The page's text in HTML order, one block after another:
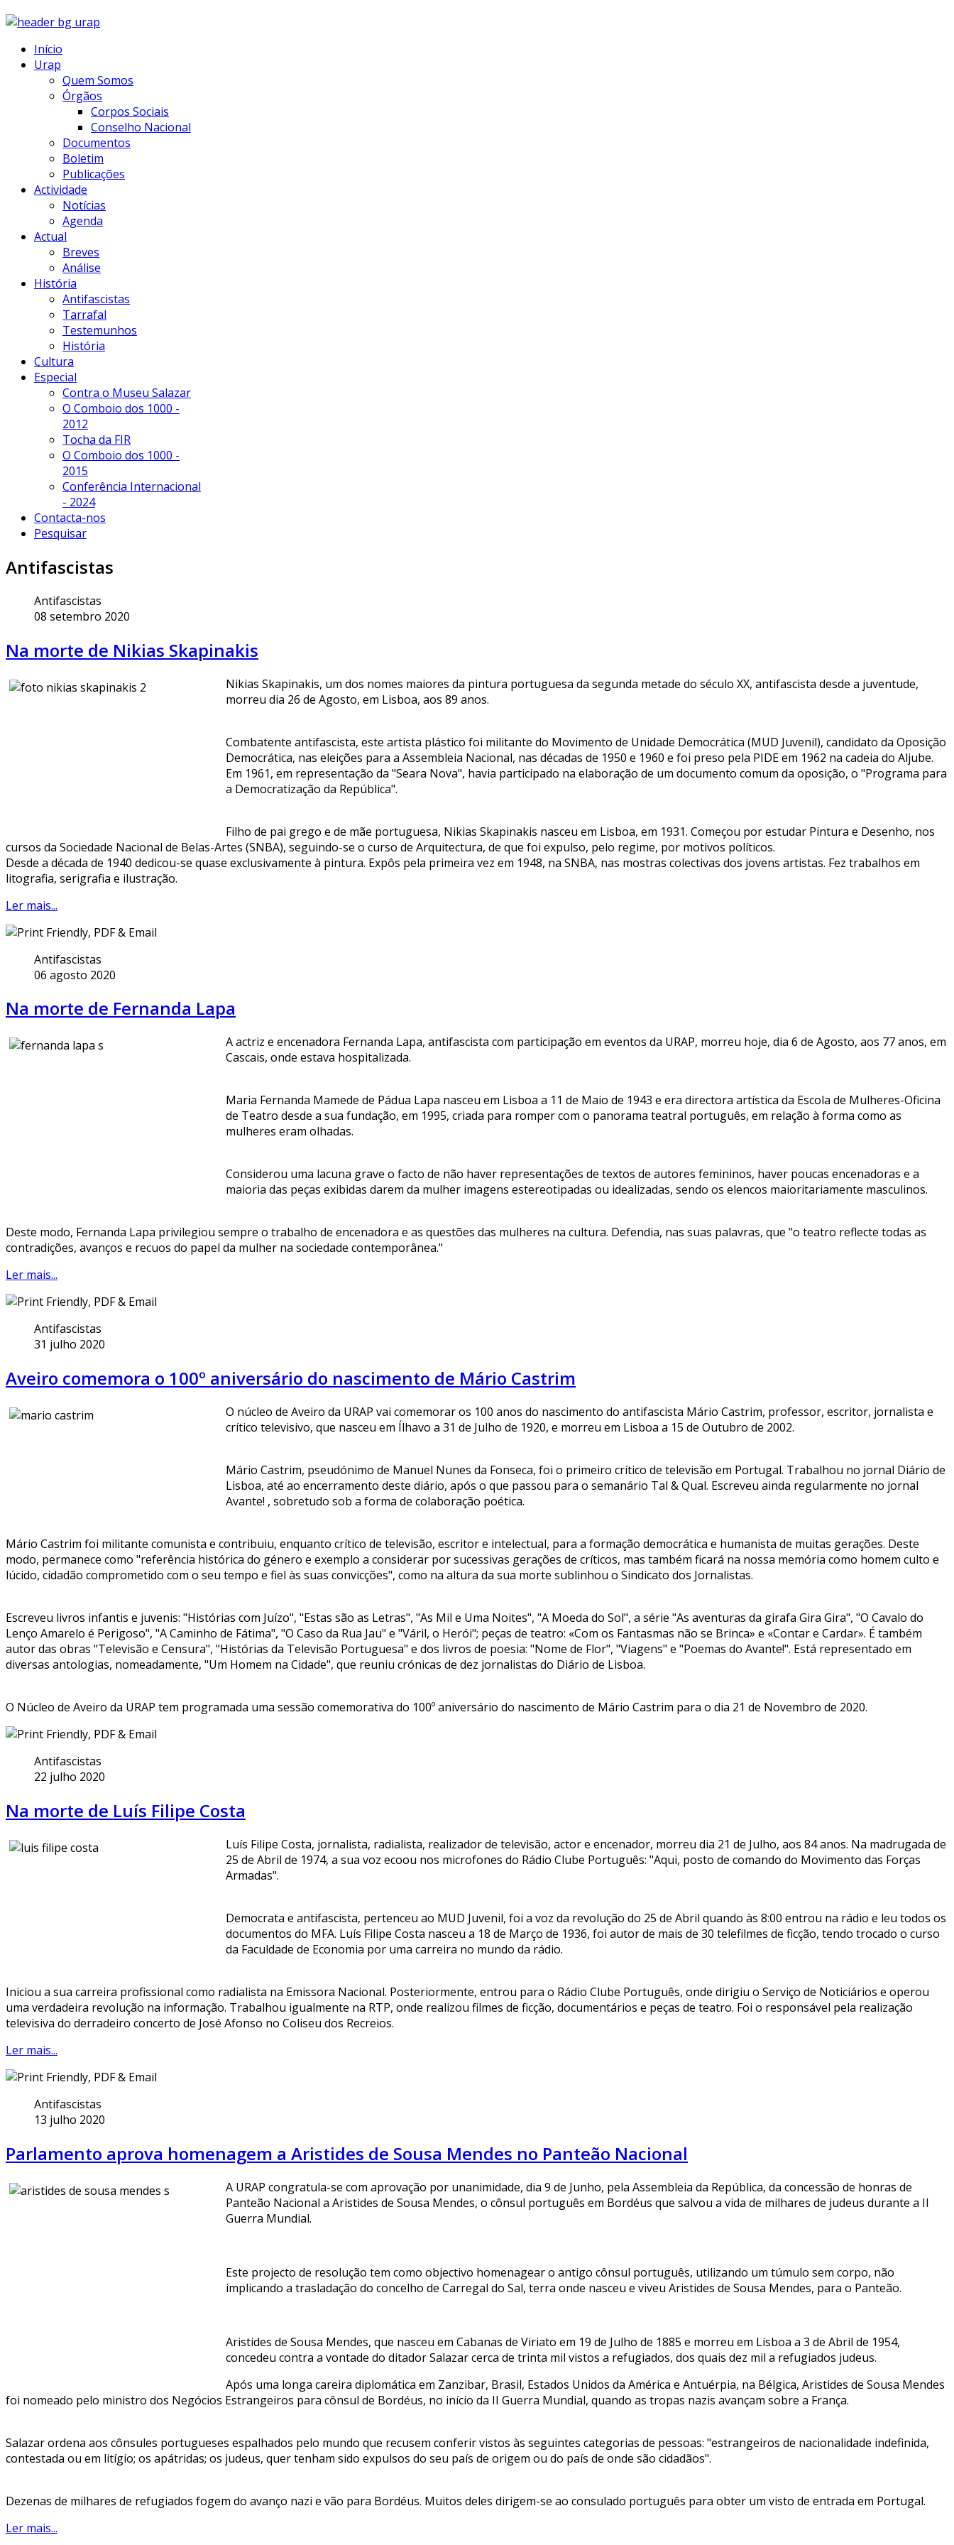
Início
Urap
Quem Somos
Órgãos
Corpos Sociais
Conselho Nacional
Documentos
Boletim
Publicações
Actividade
Notícias
Agenda
Actual
Breves
Análise
História
Antifascistas
Tarrafal
Testemunhos
História
Cultura
Especial
Contra o Museu Salazar
O Comboio dos 1000 -
2012
Tocha da FIR
O Comboio dos 1000 -
2015
Conferência Internacional
- 2024
Contacta-nos
Pesquisar
Antifascistas
Antifascistas
08 setembro 2020
Na morte de Nikias Skapinakis
Nikias Skapinakis, um dos nomes maiores da pintura portuguesa da segunda metade do século XX, antifascista desde a juventude,
morreu dia 26 de Agosto, em Lisboa, aos 89 anos.
Combatente antifascista, este artista plástico foi militante do Movimento de Unidade Democrática (MUD Juvenil), candidato da Oposição
Democrática, nas eleições para a Assembleia Nacional, nas décadas de 1950 e 1960 e foi preso pela PIDE em 1962 na cadeia do Aljube.
Em 1961, em representação da "Seara Nova", havia participado na elaboração de um documento comum da oposição, o "Programa para
a Democratização da República".
Filho de pai grego e de mãe portuguesa, Nikias Skapinakis nasceu em Lisboa, em 1931. Começou por estudar Pintura e Desenho, nos
cursos da Sociedade Nacional de Belas-Artes (SNBA), seguindo-se o curso de Arquitectura, de que foi expulso, pelo regime, por motivos políticos.
Desde a década de 1940 dedicou-se quase exclusivamente à pintura. Expôs pela primeira vez em 1948, na SNBA, nas mostras colectivas dos jovens artistas. Fez trabalhos em
litografia, serigrafia e ilustração.
Ler mais...
Antifascistas
06 agosto 2020
Na morte de Fernanda Lapa
A actriz e encenadora Fernanda Lapa, antifascista com participação em eventos da URAP, morreu hoje, dia 6 de Agosto, aos 77 anos, em
Cascais, onde estava hospitalizada.
Maria Fernanda Mamede de Pádua Lapa nasceu em Lisboa a 11 de Maio de 1943 e era directora artística da Escola de Mulheres-Oficina
de Teatro desde a sua fundação, em 1995, criada para romper com o panorama teatral português, em relação à forma como as
mulheres eram olhadas.
Considerou uma lacuna grave o facto de não haver representações de textos de autores femininos, haver poucas encenadoras e a
maioria das peças exibidas darem da mulher imagens estereotipadas ou idealizadas, sendo os elencos maioritariamente masculinos.
Deste modo, Fernanda Lapa privilegiou sempre o trabalho de encenadora e as questões das mulheres na cultura. Defendia, nas suas palavras, que "o teatro reflecte todas as
contradições, avanços e recuos do papel da mulher na sociedade contemporânea."
Ler mais...
Antifascistas
31 julho 2020
Aveiro comemora o 100º aniversário do nascimento de Mário Castrim
O núcleo de Aveiro da URAP vai comemorar os 100 anos do nascimento do antifascista Mário Castrim, professor, escritor, jornalista e
crítico televisivo, que nasceu em Ílhavo a 31 de Julho de 1920, e morreu em Lisboa a 15 de Outubro de 2002.
Mário Castrim, pseudónimo de Manuel Nunes da Fonseca, foi o primeiro crítico de televisão em Portugal. Trabalhou no jornal Diário de
Lisboa, até ao encerramento deste diário, após o que passou para o semanário Tal & Qual. Escreveu ainda regularmente no jornal
Avante! , sobretudo sob a forma de colaboração poética.
Mário Castrim foi militante comunista e contribuiu, enquanto crítico de televisão, escritor e intelectual, para a formação democrática e humanista de muitas gerações. Deste
modo, permanece como "referência histórica do género e exemplo a considerar por sucessivas gerações de críticos, mas também ficará na nossa memória como homem culto e
lúcido, cidadão comprometido com o seu tempo e fiel às suas convicções", como na altura da sua morte sublinhou o Sindicato dos Jornalistas.
Escreveu livros infantis e juvenis: "Histórias com Juízo", "Estas são as Letras", "As Mil e Uma Noites", "A Moeda do Sol", a série "As aventuras da girafa Gira Gira", "O Cavalo do
Lenço Amarelo é Perigoso", "A Caminho de Fátima", "O Caso da Rua Jau" e "Váril, o Herói"; peças de teatro: «Com os Fantasmas não se Brinca» e «Contar e Cardar». É também
autor das obras "Televisão e Censura", "Histórias da Televisão Portuguesa" e dos livros de poesia: "Nome de Flor", "Viagens" e "Poemas do Avante!". Está representado em
diversas antologias, nomeadamente, "Um Homem na Cidade", que reuniu crónicas de dez jornalistas do Diário de Lisboa.
O Núcleo de Aveiro da URAP tem programada uma sessão comemorativa do 100º aniversário do nascimento de Mário Castrim para o dia 21 de Novembro de 2020.
Antifascistas
22 julho 2020
Na morte de Luís Filipe Costa
Luís Filipe Costa, jornalista, radialista, realizador de televisão, actor e encenador, morreu dia 21 de Julho, aos 84 anos. Na madrugada de
25 de Abril de 1974, a sua voz ecoou nos microfones do Rádio Clube Português: "Aqui, posto de comando do Movimento das Forças
Armadas".
Democrata e antifascista, pertenceu ao MUD Juvenil, foi a voz da revolução do 25 de Abril quando às 8:00 entrou na rádio e leu todos os
documentos do MFA. Luís Filipe Costa nasceu a 18 de Março de 1936, foi autor de mais de 30 telefilmes de ficção, tendo trocado o curso
da Faculdade de Economia por uma carreira no mundo da rádio.
Iniciou a sua carreira profissional como radialista na Emissora Nacional. Posteriormente, entrou para o Rádio Clube Português, onde dirigiu o Serviço de Noticiários e operou
uma verdadeira revolução na informação. Trabalhou igualmente na RTP, onde realizou filmes de ficção, documentários e peças de teatro. Foi o responsável pela realização
televisiva do derradeiro concerto de José Afonso no Coliseu dos Recreios.
Ler mais...
Antifascistas
13 julho 2020
Parlamento aprova homenagem a Aristides de Sousa Mendes no Panteão Nacional
A URAP congratula-se com aprovação por unanimidade, dia 9 de Junho, pela Assembleia da República, da concessão de honras de
Panteão Nacional a Aristides de Sousa Mendes, o cônsul português em Bordéus que salvou a vida de milhares de judeus durante a II
Guerra Mundial.
Este projecto de resolução tem como objectivo homenagear o antigo cônsul português, utilizando um túmulo sem corpo, não
implicando a trasladação do concelho de Carregal do Sal, terra onde nasceu e viveu Aristides de Sousa Mendes, para o Panteão.
Aristides de Sousa Mendes, que nasceu em Cabanas de Viriato em 19 de Julho de 1885 e morreu em Lisboa a 3 de Abril de 1954,
concedeu contra a vontade do ditador Salazar cerca de trinta mil vistos a refugiados, dos quais dez mil a refugiados judeus.
Após uma longa careira diplomática em Zanzibar, Brasil, Estados Unidos da América e Antuérpia, na Bélgica, Aristides de Sousa Mendes
foi nomeado pelo ministro dos Negócios Estrangeiros para cônsul de Bordéus, no início da II Guerra Mundial, quando as tropas nazis avançam sobre a França.
Salazar ordena aos cônsules portugueses espalhados pelo mundo que recusem conferir vistos às seguintes categorias de pessoas: "estrangeiros de nacionalidade indefinida,
contestada ou em litígio; os apátridas; os judeus, quer tenham sido expulsos do seu país de origem ou do país de onde são cidadãos".
Dezenas de milhares de refugiados fogem do avanço nazi e vão para Bordéus. Muitos deles dirigem-se ao consulado português para obter um visto de entrada em Portugal.
Ler mais...